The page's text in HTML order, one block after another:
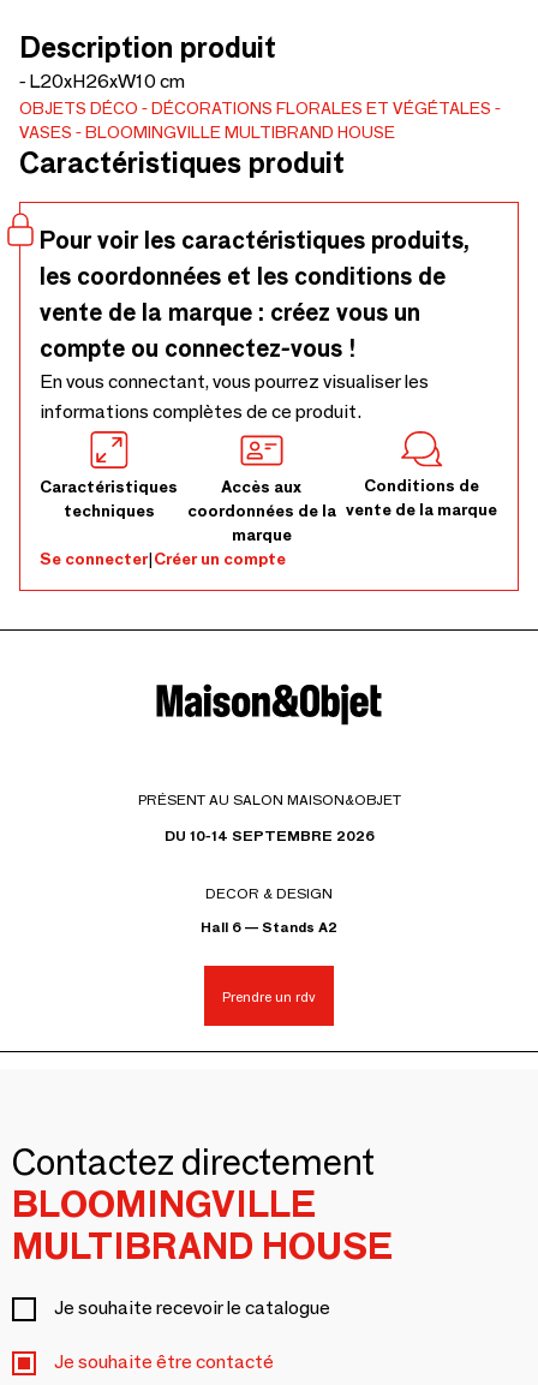
Description produit
- L20xH26xW10 cm
OBJETS DÉCO
DÉCORATIONS FLORALES ET VÉGÉTALES
VASES
BLOOMINGVILLE MULTIBRAND HOUSE
Caractéristiques produit
Pour voir les caractéristiques produits,
les coordonnées et les conditions de
vente de la marque : créez vous un
compte ou connectez-vous !
En vous connectant, vous pourrez visualiser les
informations complètes de ce produit.
Caractéristiques
techniques
Accès aux
coordonnées de la
marque
Conditions de
vente de la marque
Se connecter|Créer un compte
PRÉSENT AU SALON MAISON&OBJET
DU 10-14 SEPTEMBRE 2026
DECOR & DESIGN
Hall 6 — Stands A2
Prendre un rdv
Contactez directement
BLOOMINGVILLE
MULTIBRAND HOUSE
Je souhaite recevoir le catalogue
Je souhaite être contacté